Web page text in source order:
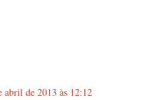
abril de 2013 às 12:12